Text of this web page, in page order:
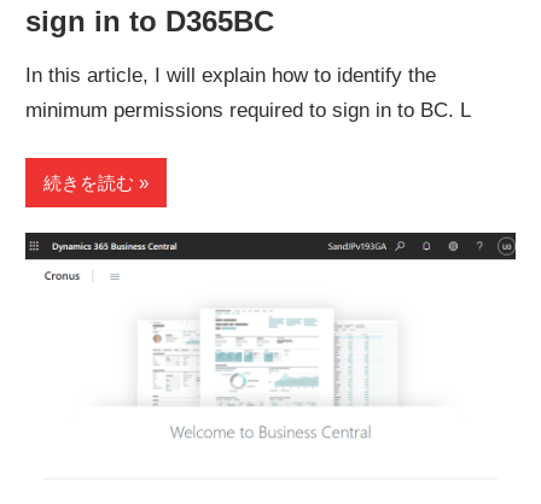
sign in to D365BC
In this article, I will explain how to identify the
minimum permissions required to sign in to BC. L
続きを読む